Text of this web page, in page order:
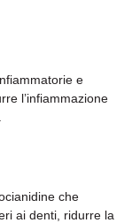
e
l’infiammazione
che
ai denti, ridurre la